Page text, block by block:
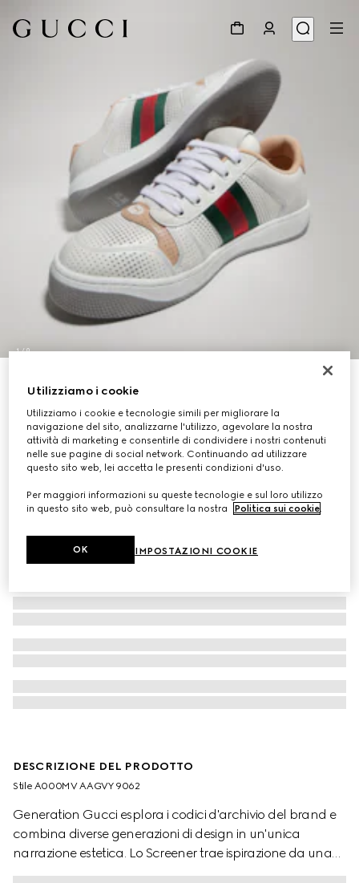
1/9
DESCRIZIONE DEL PRODOTTO
Stile ‎A000MV AAGVY 9062
Generation Gucci esplora i codici d'archivio del brand e
combina diverse generazioni di design in un'unica
narrazione estetica. Lo Screener trae ispirazione da una
classica silhouette degli anni '70, presentata qui in pelle
Utilizziamo i cookie
Utilizziamo i cookie e tecnologie simili per migliorare la
navigazione del sito, analizzarne l'utilizzo, agevolare la nostra
attività di marketing e consentirle di condividere i nostri contenuti
nelle sue pagine di social network. Continuando ad utilizzare
questo sito web, lei accetta le presenti condizioni d'uso.
Per maggiori informazioni su queste tecnologie e sul loro utilizzo
in questo sito web, può consultare la nostra
Politica sui cookie.
IMPOSTAZIONI COOKIE
OK